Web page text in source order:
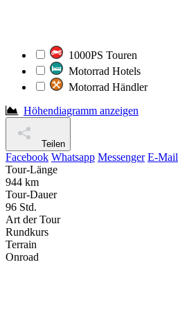
1000PS Touren
Motorrad Hotels
Motorrad Händler
Höhendiagramm anzeigen
Teilen
Facebook Whatsapp Messenger E-Mail
Tour-Länge
944 km
Tour-Dauer
96 Std.
Art der Tour
Rundkurs
Terrain
Onroad